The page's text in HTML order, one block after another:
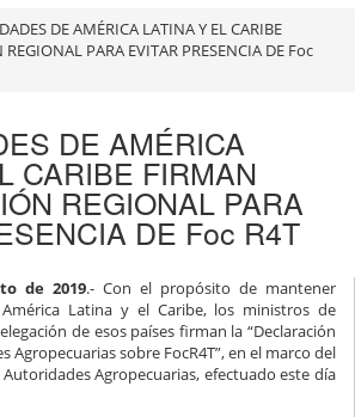
DE AMÉRICA LATINA Y EL CARIBE
PARA EVITAR PRESENCIA DE Foc
DE AMÉRICA
CARIBE FIRMAN
REGIONAL PARA
DE Foc R4T
de 2019.- Con el propósito de mantener
Latina y el Caribe, los ministros de
de esos países firman la “Declaración
Agropecuarias sobre FocR4T”, en el marco del
Agropecuarias, efectuado este día